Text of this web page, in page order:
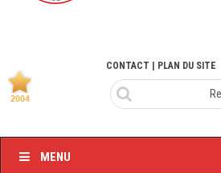
Ligue I – 2020/2021
Ligue I – 2019/2020
CONTACT | PLAN DU SITE
MENU